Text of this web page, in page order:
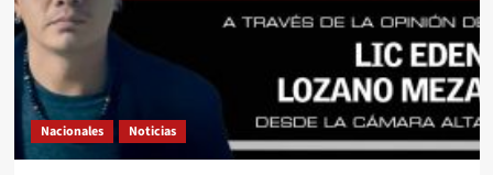
Nacionales Noticias